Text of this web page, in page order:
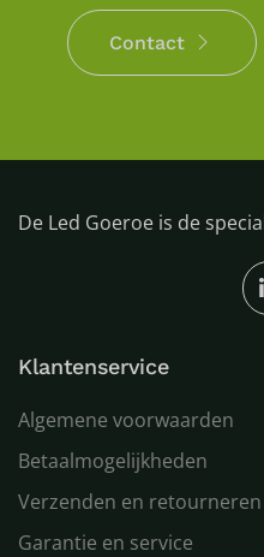
Contact
De Led Goeroe is de
Klantenservice
Algemene voorwaarden
Betaalmogelijkheden
Verzenden en retourneren
Garantie en service